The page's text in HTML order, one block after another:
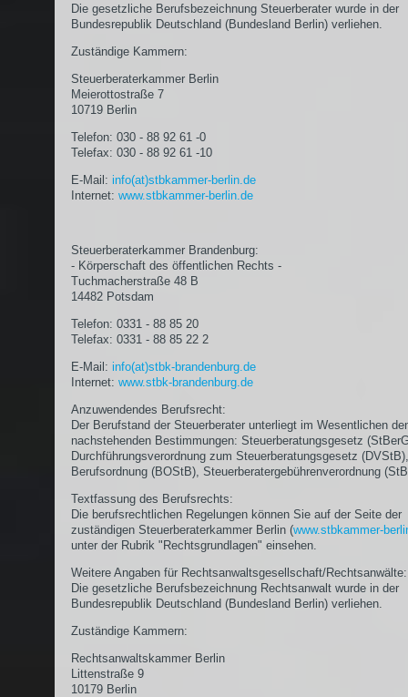
Die gesetzliche Berufsbezeichnung Steuerberater wurde in der
Bundesrepublik Deutschland (Bundesland Berlin) verliehen.
Zuständige Kammern:
Steuerberaterkammer Berlin
Meierottostraße 7
10719 Berlin
Telefon: 030 - 88 92 61 -0
Telefax: 030 - 88 92 61 -10
E-Mail: info(at)stbkammer-berlin.de
Internet: www.stbkammer-berlin.de
Steuerberaterkammer Brandenburg:
- Körperschaft des öffentlichen Rechts -
Tuchmacherstraße 48 B
14482 Potsdam
Telefon: 0331 - 88 85 20
Telefax: 0331 - 88 85 22 2
E-Mail: info(at)stbk-brandenburg.de
Internet: www.stbk-brandenburg.de
Anzuwendendes Berufsrecht:
Der Berufstand der Steuerberater unterliegt im Wesentlichen
nachstehenden Bestimmungen: Steuerberatungsgesetz
Durchführungsverordnung zum Steuerberatungsgesetz (DVStB),
Berufsordnung (BOStB), Steuerberatergebührenverordnung
Textfassung des Berufsrechts:
Die berufsrechtlichen Regelungen können Sie auf der Seite der
zuständigen Steuerberaterkammer Berlin (www.stbkammer-
unter der Rubrik "Rechtsgrundlagen" einsehen.
Weitere Angaben für Rechtsanwaltsgesellschaft/Rechtsanwälte:
Die gesetzliche Berufsbezeichnung Rechtsanwalt wurde in der
Bundesrepublik Deutschland (Bundesland Berlin) verliehen.
Zuständige Kammern:
Rechtsanwaltskammer Berlin
Littenstraße 9
10179 Berlin